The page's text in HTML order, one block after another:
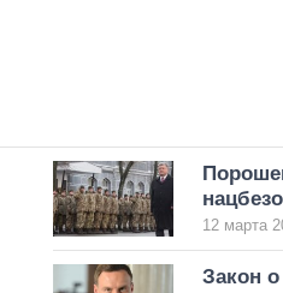
12 марта
Закон